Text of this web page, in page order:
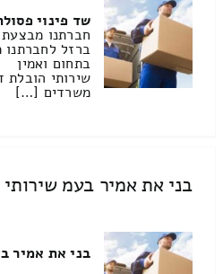
שד פינוי
חברתנו מבצעת
בתחום ואמין
שירותי הובלת
משרדים […]
בני את אמיר בעמ
בני את אמיר